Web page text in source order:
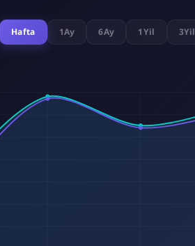
Hafta 1Ay 6Ay 1Yil 3Yil